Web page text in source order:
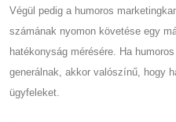
Végül pedig a humoros
számának nyomon követése egy
hatékonyság mérésére. Ha
generálnak, akkor valószínű, hogy
ügyfeleket.